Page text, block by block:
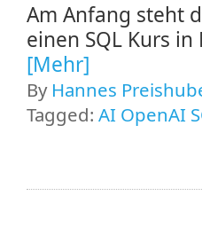
Am Anfang steht
einen SQL Kurs
[Mehr]
By Hannes
Tagged: AI OpenAI